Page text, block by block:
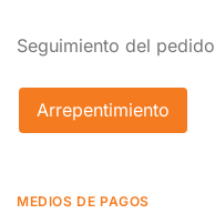
Seguimiento del pedido
Arrepentimiento
MEDIOS DE PAGOS